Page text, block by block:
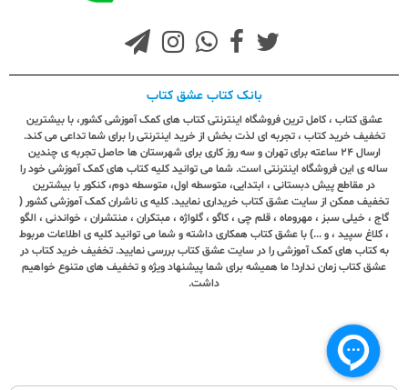
بانک کتاب عشق کتاب
عشق کتاب ، کامل ترین فروشگاه اینترنتی کتاب های کمک آموزشی کشور، با بیشترین
تخفیف خرید کتاب ، تجربه ای لذت بخش از خرید اینترنتی را برای شما تداعی می کند.
ارسال ٢٤ ساعته برای تهران و سه روز کاری برای شهرستان ها حاصل تجربه ی چندین
ساله ی این فروشگاه اینترنتی است. شما می توانید کلیه کتاب های کمک آموزشی خود را
در مقاطع پیش دبستانی ، ابتدایی، متوسطه اول، متوسطه دوم، کنکور با بیشترین
تخفیف ممکن از سایت عشق کتاب خریداری نمایید. کلیه ی ناشران کمک آموزشی کشور (
گاج ، خیلی سبز ، مهروماه ، قلم چی ، کاگو ، گلواژه ، مبتکران ، منتشران ، خواندنی ، الگو
، کلاغ سپید ، و ...) با عشق کتاب همکاری داشته و شما می توانید کلیه ی اطلاعات مربوط
به کتاب های کمک آموزشی را در سایت عشق کتاب بررسی نمایید. تخفیف خرید کتاب در
عشق کتاب زمان ندارد! ما همیشه برای شما پیشنهاد ویژه و تخفیف های متنوع خواهیم
داشت.